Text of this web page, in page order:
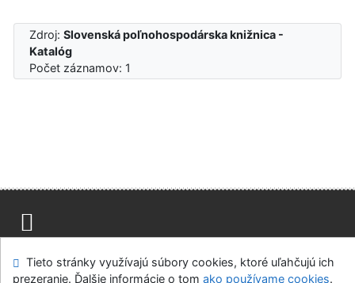
Zdroj:Slovenská poľnohospodárska knižnica -
Katalóg
Počet záznamov: 1
Modul OpenSearch
Napíšte nám Nastavenie cookies
Tieto stránky využívajú súbory cookies, ktoré uľahčujú ich
prezeranie. Ďalšie informácie o tom ako používame cookies.